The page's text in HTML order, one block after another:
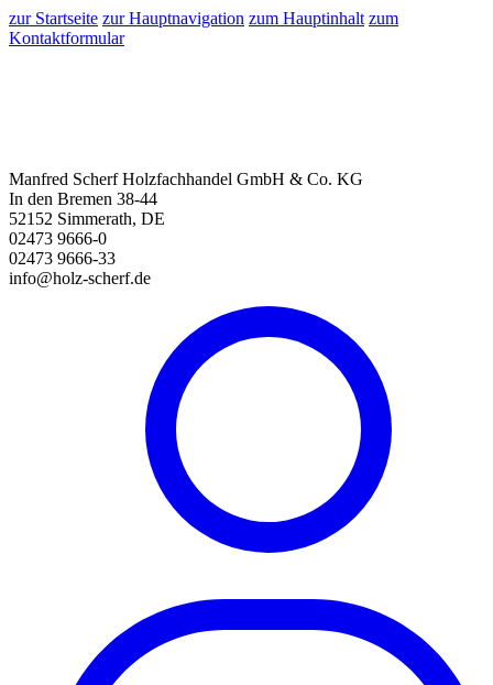
zur Startseite zur Hauptnavigation zum Hauptinhalt zum
Kontaktformular
Manfred Scherf Holzfachhandel GmbH & Co. KG
In den Bremen 38-44
52152 Simmerath, DE
02473 9666-0
02473 9666-33
info@holz-scherf.de